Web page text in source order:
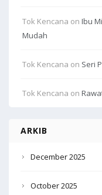
Tok Kencana on Ibu
Mudah
Tok Kencana on Seri
Tok Kencana on
ARKIB
December 2025
October 2025